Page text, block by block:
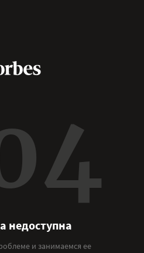
недоступна
и занимаемся ее